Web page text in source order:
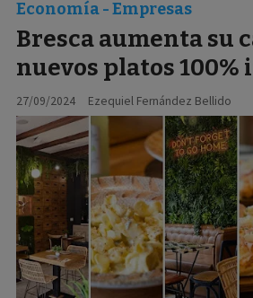
Bresca aumenta su
nuevos platos 100%
Ezequiel Fernández Bellido
Economía - Empresas
27/09/2024